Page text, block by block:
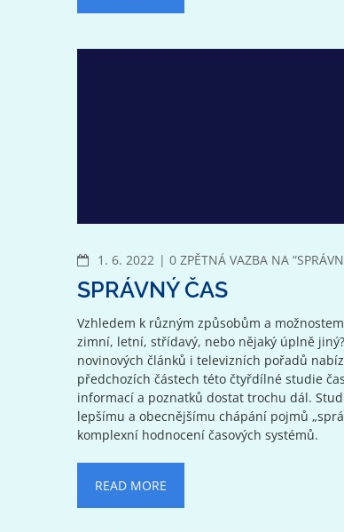
1. 6. 2022 KOMENTÁŘE
0 ZPĚTNÁ VAZBA NA
SPRÁVNÝ ČAS
Vzhledem k různým způsobům a
zimní, letní, střídavý, nebo nějaký úplně
novinových článků i televizních pořadů
předchozích částech této čtyřdílné studie
informací a poznatků dostat trochu dál.
lepšímu a obecnějšímu chápání pojmů
komplexní hodnocení časových systémů.
READ MORE